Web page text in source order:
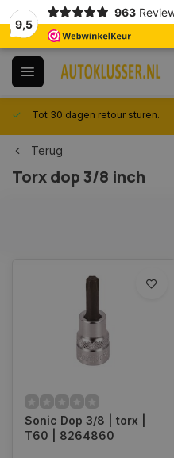
9,5
963
Tot 30 dagen retour sturen.
Terug
Torx dop 3/8 inch
Sonic Dop 3/8 | torx |
T60 | 8264860